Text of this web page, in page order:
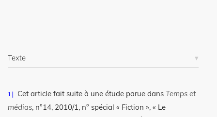
Attribution-
NonCommercial-
ShareAlike 4.0
Texte
1 Cet article fait suite à une étude parue dans Temps et
médias, n°14, 2010/1, n° spécial « Fiction », « Le